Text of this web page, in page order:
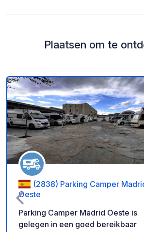
Plaatsen om te
(2838) Parking Camper
Oeste
Parking Camper Madrid Oeste is
gelegen in een goed bereikbaar